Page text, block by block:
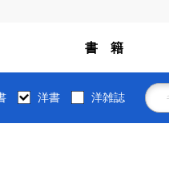
書 籍
洋書 洋雑誌